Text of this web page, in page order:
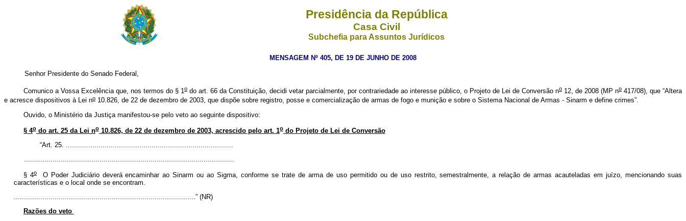
Presidência da República
Casa Civil
Subchefia para Assuntos Jurídicos
MENSAGEM Nº 405, DE 19 DE JUNHO DE 2008
Senhor Presidente do Senado Federal,
Comunico a Vossa Excelência que, nos termos do § 1odo art. 66 da Constituição, decidi vetar parcialmente, por contrariedade ao interesse público, o Projeto de Lei de Conversão no12, de 2008 (MP no 417/08), que “Altera
e acresce dispositivos à Lei no 10.826, de 22 de dezembro de 2003, que dispõe sobre registro, posse e comercialização de armas de fogo e munição e sobre o Sistema Nacional de Armas - Sinarm e define crimes”.
Ouvido, o Ministério da Justiça manifestou-se pelo veto ao seguinte dispositivo:
§ 4odo art. 25 da Lei no10.826, de 22 de dezembro de 2003, acrescido pelo art. 1odo Projeto de Lei de Conversão
“Art. 25. ..................................................................................
§ 4oO Poder Judiciário deverá encaminhar ao Sinarm ou ao Sigma, conforme se trate de arma de uso permitido ou de uso restrito, semestralmente, a relação de armas acauteladas em juízo, mencionando suas
características e o local onde se encontram.
.........................................................................................” (NR)
Razões do veto